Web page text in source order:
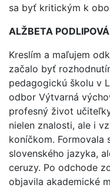
sa byť kritickým k
ALŽBETA PODLIPOVÁ
Kreslím a maľujem
začalo byť
pedagogickú školu v
odbor Výtvarná
profesný život
nielen znalosti, ale i
koníčkom. Formovala
slovenského jazyka,
ceruzy. Po odchode
objavila akademické